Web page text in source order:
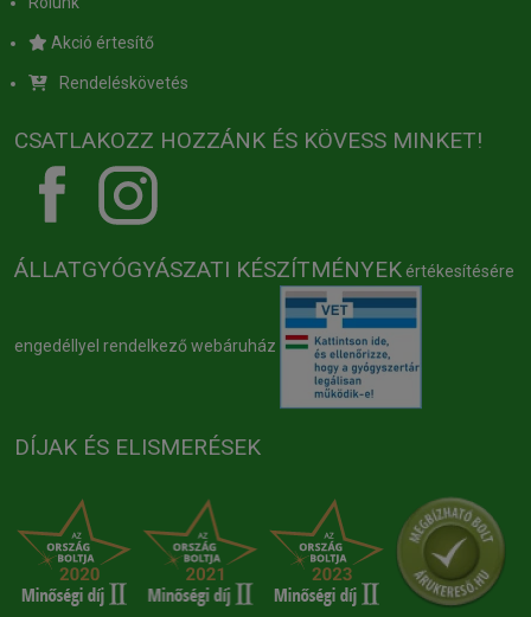
Akció értesítő
Rendeléskövetés
CSATLAKOZZ HOZZÁNK ÉS KÖVESS MINKET!
ÁLLATGYÓGYÁSZATI KÉSZÍTMÉNYEK értékesítésére
engedéllyel rendelkező webáruház
DÍJAK ÉS ELISMERÉSEK